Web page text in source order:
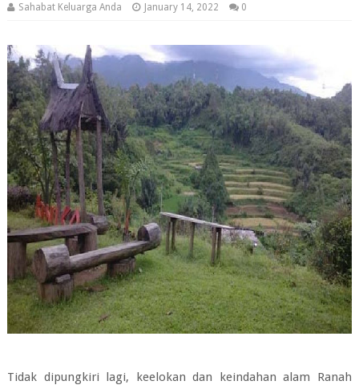
Sahabat Keluarga Anda January 14, 2022 0
Tidak dipungkiri lagi, keelokan dan keindahan alam Ranah